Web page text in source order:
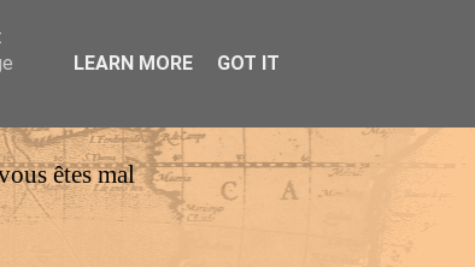
êtes mal
LEARN MORE GOT IT